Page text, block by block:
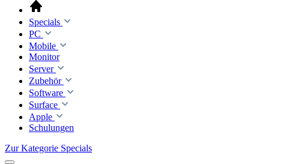
Specials
PC
Mobile
Monitor
Server
Zubehör
Software
Surface
Apple
Schulungen
Zur Kategorie Specials